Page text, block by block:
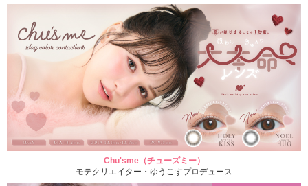
Chu'sme（チューズミー）
モテクリエイター・ゆうこすプロデュース